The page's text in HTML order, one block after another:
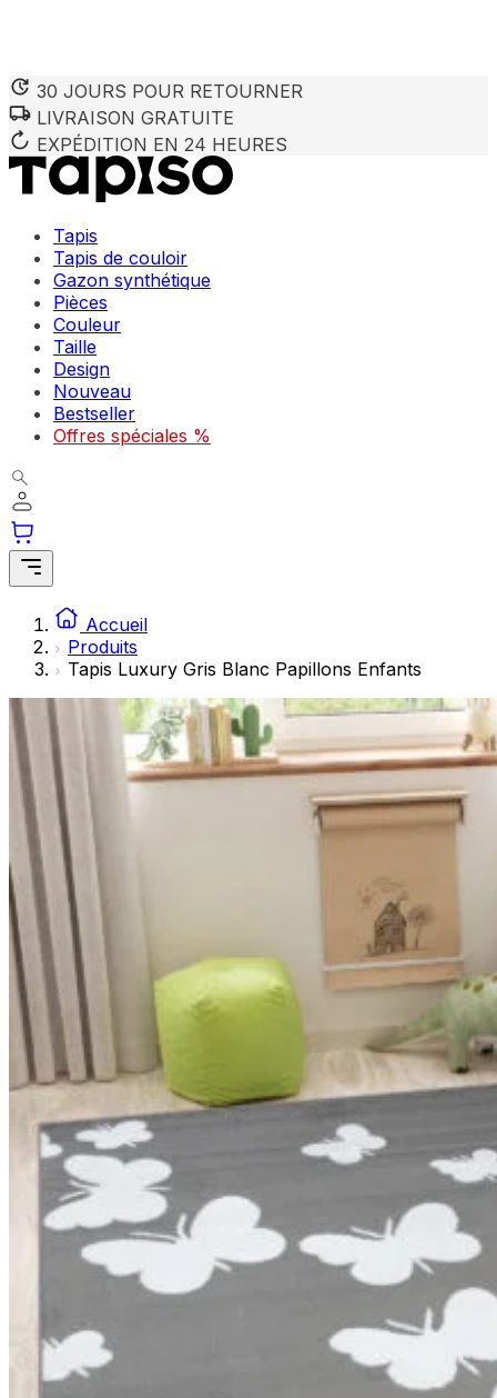
30 JOURS POUR RETOURNER
LIVRAISON GRATUITE
EXPÉDITION EN 24 HEURES
Tapis
Tapis de couloir
Gazon synthétique
Pièces
Couleur
Taille
Design
Nouveau
Bestseller
Offres spéciales %
Accueil
Produits
Tapis Luxury Gris Blanc Papillons Enfants
Nous utilisons des cookies pour personnaliser le contenu
partenaires peuvent combiner ces informations avec
utilisation de leurs services.
Les cookies indispensables sont cruciaux pour les
Les cookies liés aux préférences permettent au site de
comme votre langue préférée ou la région dans laquelle
Les cookies marketing sont utilisés pour suivre les
engageantes pour l'utilisateur individuel et, par
Les cookies non classés sont des cookies qui sont en